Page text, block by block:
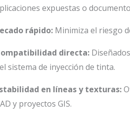
expuestas o
rápido:Minimiza el riesgo
directa:
sistema de inyección de tinta.
en líneas y texturas:
y proyectos GIS.